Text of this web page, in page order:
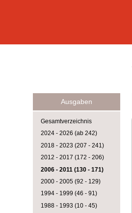
Ausgaben
Gesamtverzeichnis
2024 - 2026 (ab 242)
2018 - 2023 (207 - 241)
2012 - 2017 (172 - 206)
2006 - 2011 (130 - 171)
2000 - 2005 (92 - 129)
1994 - 1999 (46 - 91)
1988 - 1993 (10 - 45)